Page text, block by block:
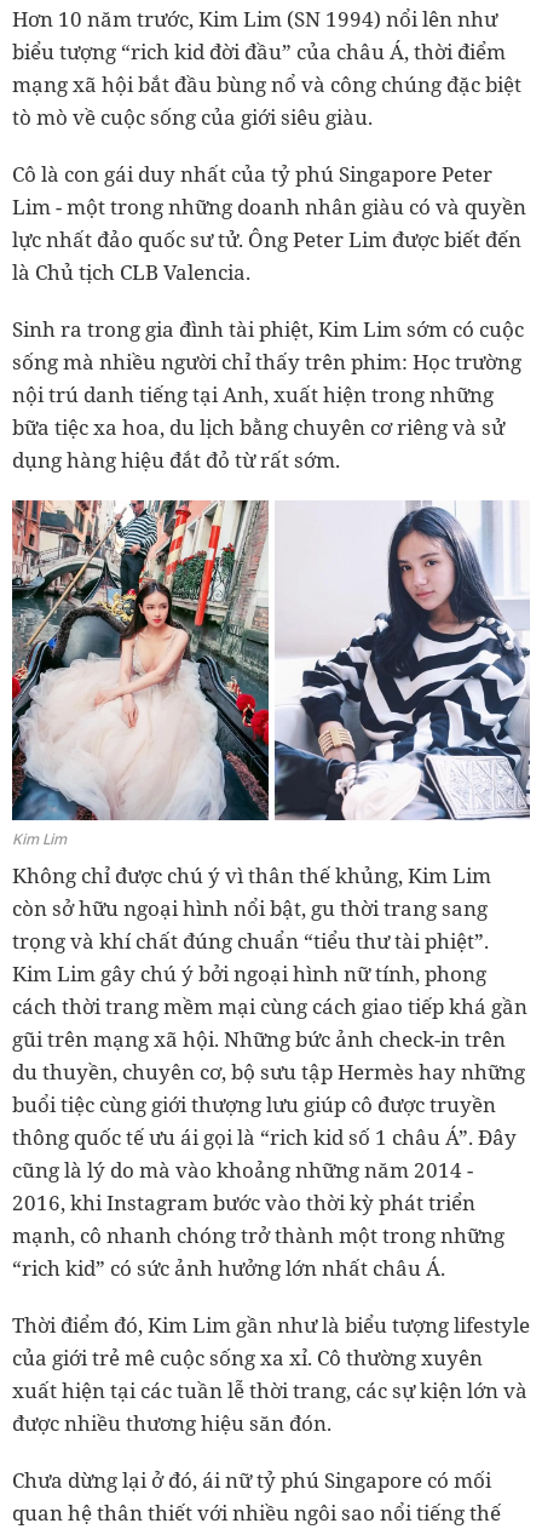
Hơn 10 năm trước, Kim Lim (SN 1994) nổi lên như
biểu tượng “rich kid đời đầu” của châu Á, thời điểm
mạng xã hội bắt đầu bùng nổ và công chúng đặc biệt
tò mò về cuộc sống của giới siêu giàu.
Cô là con gái duy nhất của tỷ phú Singapore Peter
Lim - một trong những doanh nhân giàu có và quyền
lực nhất đảo quốc sư tử. Ông Peter Lim được biết đến
là Chủ tịch CLB Valencia.
Sinh ra trong gia đình tài phiệt, Kim Lim sớm có cuộc
sống mà nhiều người chỉ thấy trên phim: Học trường
nội trú danh tiếng tại Anh, xuất hiện trong những
bữa tiệc xa hoa, du lịch bằng chuyên cơ riêng và sử
dụng hàng hiệu đắt đỏ từ rất sớm.
Kim Lim
Không chỉ được chú ý vì thân thế khủng, Kim Lim
còn sở hữu ngoại hình nổi bật, gu thời trang sang
trọng và khí chất đúng chuẩn “tiểu thư tài phiệt”.
Kim Lim gây chú ý bởi ngoại hình nữ tính, phong
cách thời trang mềm mại cùng cách giao tiếp khá gần
gũi trên mạng xã hội. Những bức ảnh check-in trên
du thuyền, chuyên cơ, bộ sưu tập Hermès hay những
buổi tiệc cùng giới thượng lưu giúp cô được truyền
thông quốc tế ưu ái gọi là “rich kid số 1 châu Á”. Đây
cũng là lý do mà vào khoảng những năm 2014 -
2016, khi Instagram bước vào thời kỳ phát triển
mạnh, cô nhanh chóng trở thành một trong những
“rich kid” có sức ảnh hưởng lớn nhất châu Á.
Thời điểm đó, Kim Lim gần như là biểu tượng lifestyle
của giới trẻ mê cuộc sống xa xỉ. Cô thường xuyên
xuất hiện tại các tuần lễ thời trang, các sự kiện lớn và
được nhiều thương hiệu săn đón.
Chưa dừng lại ở đó, ái nữ tỷ phú Singapore có mối
quan hệ thân thiết với nhiều ngôi sao nổi tiếng thế